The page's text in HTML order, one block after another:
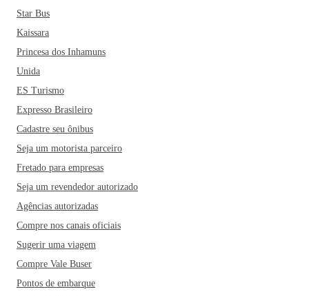
Star Bus
Kaissara
Princesa dos Inhamuns
Unida
ES Turismo
Expresso Brasileiro
Cadastre seu ônibus
Seja um motorista parceiro
Fretado para empresas
Seja um revendedor autorizado
Agências autorizadas
Compre nos canais oficiais
Sugerir uma viagem
Compre Vale Buser
Pontos de embarque